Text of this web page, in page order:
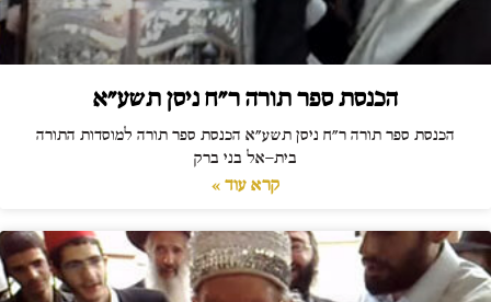
הכנסת ספר תורה ר"ח ניסן תשע"א
הכנסת ספר תורה ר"ח ניסן תשע"א הכנסת ספר תורה למוסדות התורה
בית-אל בני ברק
קרא עוד »